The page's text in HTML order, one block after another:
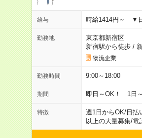
給与 時給1414円～ ▼
勤務地
東京都新宿区
新宿駅から徒歩/
物流企業
勤務時間 9:00～18:00
期間 即日～OK！ 1日～
特徴 週1日からOK/日払
以上の大量募集/電